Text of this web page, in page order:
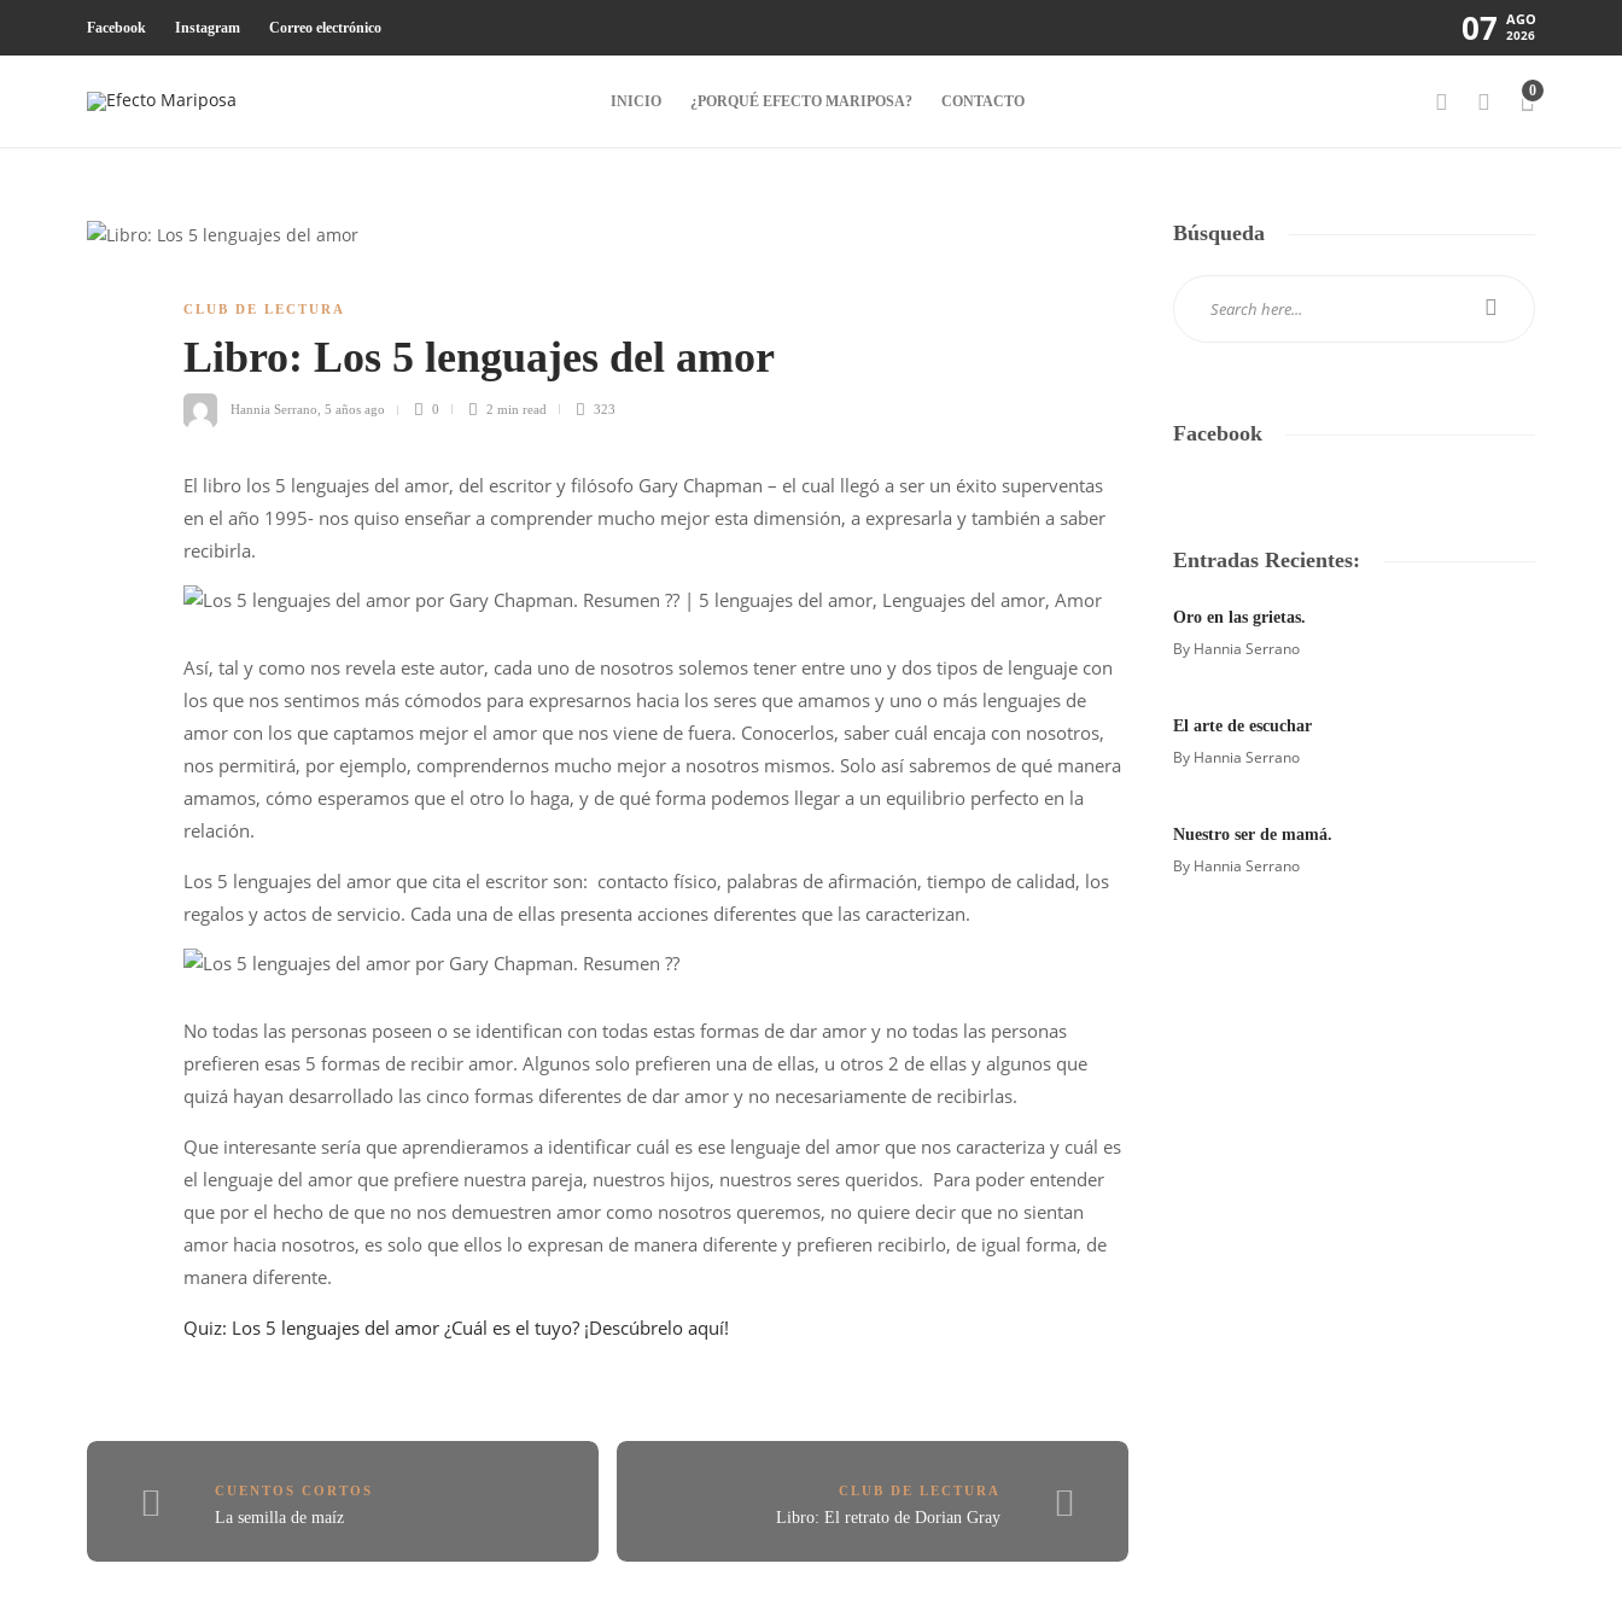
Facebook Instagram Correo electrónico 07 AGO
2026
INICIO ¿PORQUÉ EFECTO MARIPOSA? CONTACTO
0
CLUB DE LECTURA
Libro: Los 5 lenguajes del amor
Hannia Serrano 5 años ago 0 2 min read 323
El libro los 5 lenguajes del amor, del escritor y filósofo Gary Chapman – el cual llegó a ser un éxito superventas
en el año 1995- nos quiso enseñar a comprender mucho mejor esta dimensión, a expresarla y también a saber
recibirla.
Así, tal y como nos revela este autor, cada uno de nosotros solemos tener entre uno y dos tipos de lenguaje con
los que nos sentimos más cómodos para expresarnos hacia los seres que amamos y uno o más lenguajes de
amor con los que captamos mejor el amor que nos viene de fuera. Conocerlos, saber cuál encaja con nosotros,
nos permitirá, por ejemplo, comprendernos mucho mejor a nosotros mismos. Solo así sabremos de qué manera
amamos, cómo esperamos que el otro lo haga, y de qué forma podemos llegar a un equilibrio perfecto en la
relación.
Los 5 lenguajes del amor que cita el escritor son: contacto físico, palabras de afirmación, tiempo de calidad, los
regalos y actos de servicio. Cada una de ellas presenta acciones diferentes que las caracterizan.
No todas las personas poseen o se identifican con todas estas formas de dar amor y no todas las personas
prefieren esas 5 formas de recibir amor. Algunos solo prefieren una de ellas, u otros 2 de ellas y algunos que
quizá hayan desarrollado las cinco formas diferentes de dar amor y no necesariamente de recibirlas.
Que interesante sería que aprendieramos a identificar cuál es ese lenguaje del amor que nos caracteriza y cuál es
el lenguaje del amor que prefiere nuestra pareja, nuestros hijos, nuestros seres queridos. Para poder entender
que por el hecho de que no nos demuestren amor como nosotros queremos, no quiere decir que no sientan
amor hacia nosotros, es solo que ellos lo expresan de manera diferente y prefieren recibirlo, de igual forma, de
manera diferente.
Quiz: Los 5 lenguajes del amor ¿Cuál es el tuyo? ¡Descúbrelo aquí!
CUENTOS CORTOS
La semilla de maíz
CLUB DE LECTURA
Libro: El retrato de Dorian Gray
Búsqueda
Facebook
Entradas Recientes:
Oro en las grietas.
By Hannia Serrano
El arte de escuchar
By Hannia Serrano
Nuestro ser de mamá.
By Hannia Serrano